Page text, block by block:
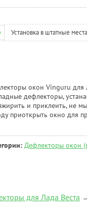
Установка в штатные места
окон Vinguru для
дефлекторы,
и приклеить, не
приоткрыть окно для
Дефлекторы окон
для Лада Веста